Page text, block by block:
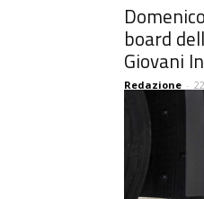
board
Giovani
Redazione -